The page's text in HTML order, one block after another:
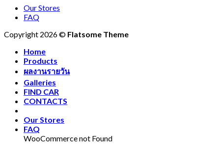
Our Stores
FAQ
Copyright 2026 © Flatsome Theme
Home
Products
ผลงานรายวัน
Galleries
FIND CAR
CONTACTS
Our Stores
FAQ
WooCommerce not Found